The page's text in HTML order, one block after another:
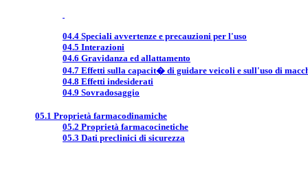
04.4 Speciali avvertenze e precauzioni per l'uso
04.5 Interazioni
04.6 Gravidanza ed allattamento
04.7 Effetti sulla capacit� di guidare veicoli e sull'uso di
04.8 Effetti indesiderati
04.9 Sovradosaggio
05.1 Proprietà farmacodinamiche
05.2 Proprietà farmacocinetiche
05.3 Dati preclinici di sicurezza